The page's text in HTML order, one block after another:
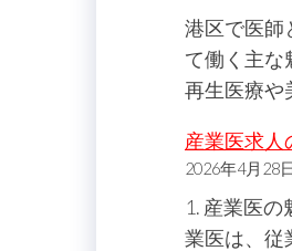
港区で医
て働く主な
再生医療や
産業医求人
2026年4月28
1. 産業医
業医は、従